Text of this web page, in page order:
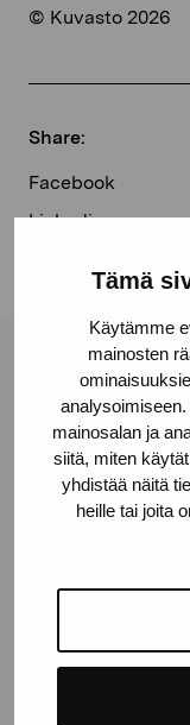
Tämä
Käytämme
mainosten
mainosalan ja
siitä, miten
yhdistää näitä
heille tai joita
© Kuvasto 2026
Share:
Facebook
Linkedin
Pro
Gustav Wasas
10600 Ekenäs